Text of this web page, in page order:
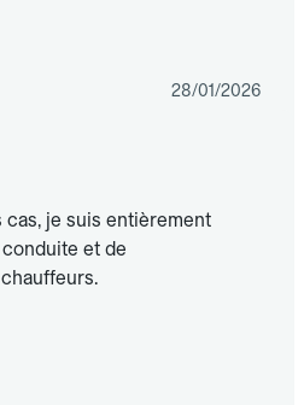
28/01/2026
cas, je suis entièrement
et de